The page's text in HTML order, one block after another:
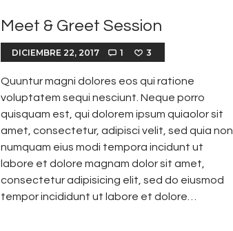
Meet & Greet Session
DICIEMBRE 22, 2017 1 3
Quuntur magni dolores eos qui ratione
voluptatem sequi nesciunt. Neque porro
quisquam est, qui dolorem ipsum quiaolor sit
amet, consectetur, adipisci velit, sed quia non
numquam eius modi tempora incidunt ut
labore et dolore magnam dolor sit amet,
consectetur adipisicing elit, sed do eiusmod
tempor incididunt ut labore et dolore…